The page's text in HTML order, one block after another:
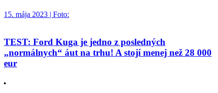
15. mája 2023 | Foto:
TEST: Ford Kuga je jedno z posledných
„normálnych“ áut na trhu! A stojí menej než 28 000
eur